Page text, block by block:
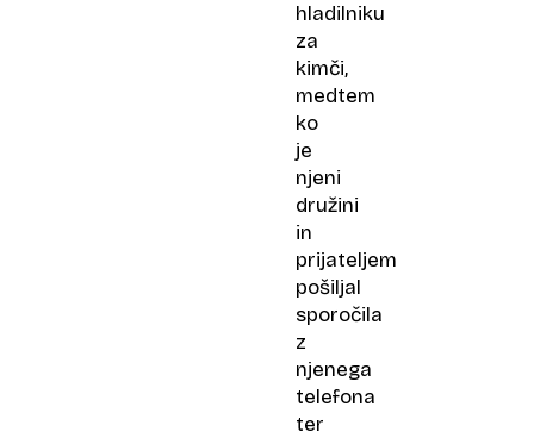
hladilniku
za
kimči,
medtem
ko
je
njeni
družini
in
prijateljem
pošiljal
sporočila
z
njenega
telefona
ter